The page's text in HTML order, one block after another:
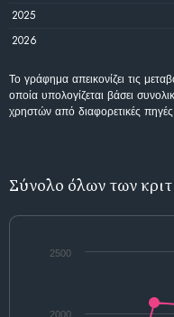
2025
2026
Το γράφημα απεικονίζει τις
οποία υπολογίζεται βάσει
χρηστών από διαφορετικές
Σύνολο όλων των
2000
2500